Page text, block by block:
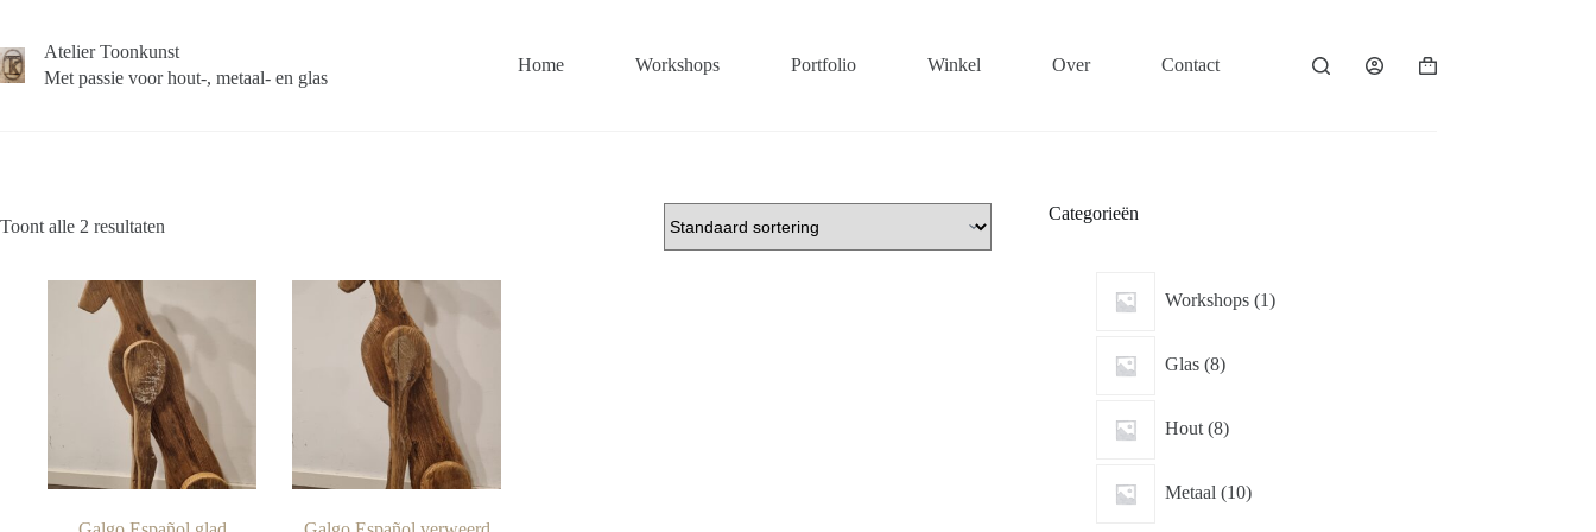
de
inhoud
Atelier Toonkunst
Met passie voor hout-, metaal- en glas
Home Workshops Portfolio Winkel Over Contact Winkelwagen
Toont alle 2 resultaten
Categorieën
Workshops 1product
Glas 8producten
Hout 8producten
Metaal 10producten